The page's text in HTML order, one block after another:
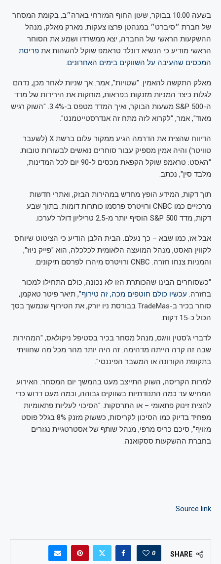
בשעה 10:00 בבוקר, שעון החוף המזרחי בארה״ב, בקומת המסחר
של חברת ״סיברט״ במנהטן פרצו צעקות. מארק מאלק, מנהל
ההשקעות הראשי של החברה, יצא ממשרדו ושמע את הסוחר
הראשי מודיע כי הנשיא דונלד טראמפ שוקל להשהות את פריסת
המכסים שהעיבה על השווקים בימים האחרונים.
מאלק התקשה להאמין. "שטויות", אמר. אך שניות לאחר מכן, נדהם
לגלות כיצד המניות מזנקות בפראות, מוחקות את הירידות של מדד
ה-S&P 500 משעות הבוקר, ואיך המדד מטפס ב-3.4%. "השוק רגיש
מאוד", אמר, "לקרוא לזה מתח זה אנדרסטייטמנט".
הדיווח שהצית את הדרמה הגיע ממקור עלום ברשת X (לשעבר
טוויטר) והיה אמין מספיק עבור סוחרים נואשים לבשורות טובות.
"האסט: טראמפ שוקל הקפאת מכסים ל-90 יום לכל המדינות,
מלבד סין", נכתב.
תוך דקות, המידע הופץ מחדש במהירות הבזק, ואתרי חדשות
מרכזיים כמו CNBC ורויטרס פרסמו כותרות דומות. בתוך שבע
דקות, מדד S&P 500 הוסיף יותר מ-2.5 טריליון דולר לערכו.
אבל אז, כמו שבא – כך נעלם. הבית הלבן הודיע כי הציטוט שיוחס
לקווין האסט, מנהל המועצה הלאומית לכלכלה, הוא "פייק ניוז",
והמניות צנחו חזרה. CNBC ורויטרס מיהרו לפרסם תיקונים.
"כשסוחרים הבינו שהכותרת הזו לא נכונה, כולם התחילו למכור
בחזרה. עכשיו כולם חוטפים מכה, זה טירוף", תיאר פיטר טאקמן,
סוחר בכיר ב-TradeMas בבורסת ניו יורק, את הטירוף שנמשך בסך
הכול כ-15 דקות.
לדברי ג'סטין וויגס, מנהל מסחר בכיר בסטיפל ניקולאס, "המהירות
שבה זה קרה הייתה מדהימה. זה היה יותר מהר מכל מה שחוויתי
בתקופת הקורונה או המשבר הפיננסי".
למרות הקריסה, השוק התייצב מעט בהמשך יום המסחר. האירוע
המחיש עד כמה התנודתיות בשווקים גבוהה, וכמה מעט דרוש כדי
להצית זינוק פתאומי – או התרסקות. "הסיכוי לעליות פתאומיות
מפחיד בדיוק כמו הסיכון לקריסות, כששוק מזנק 8% בגלל פוסט
מזויף", סיכם כריס מרפי, מנהל שותף של אסטרטגיית נגזרים
בחברת ההשקעות ססקואנה.
Source link
SHARE
0